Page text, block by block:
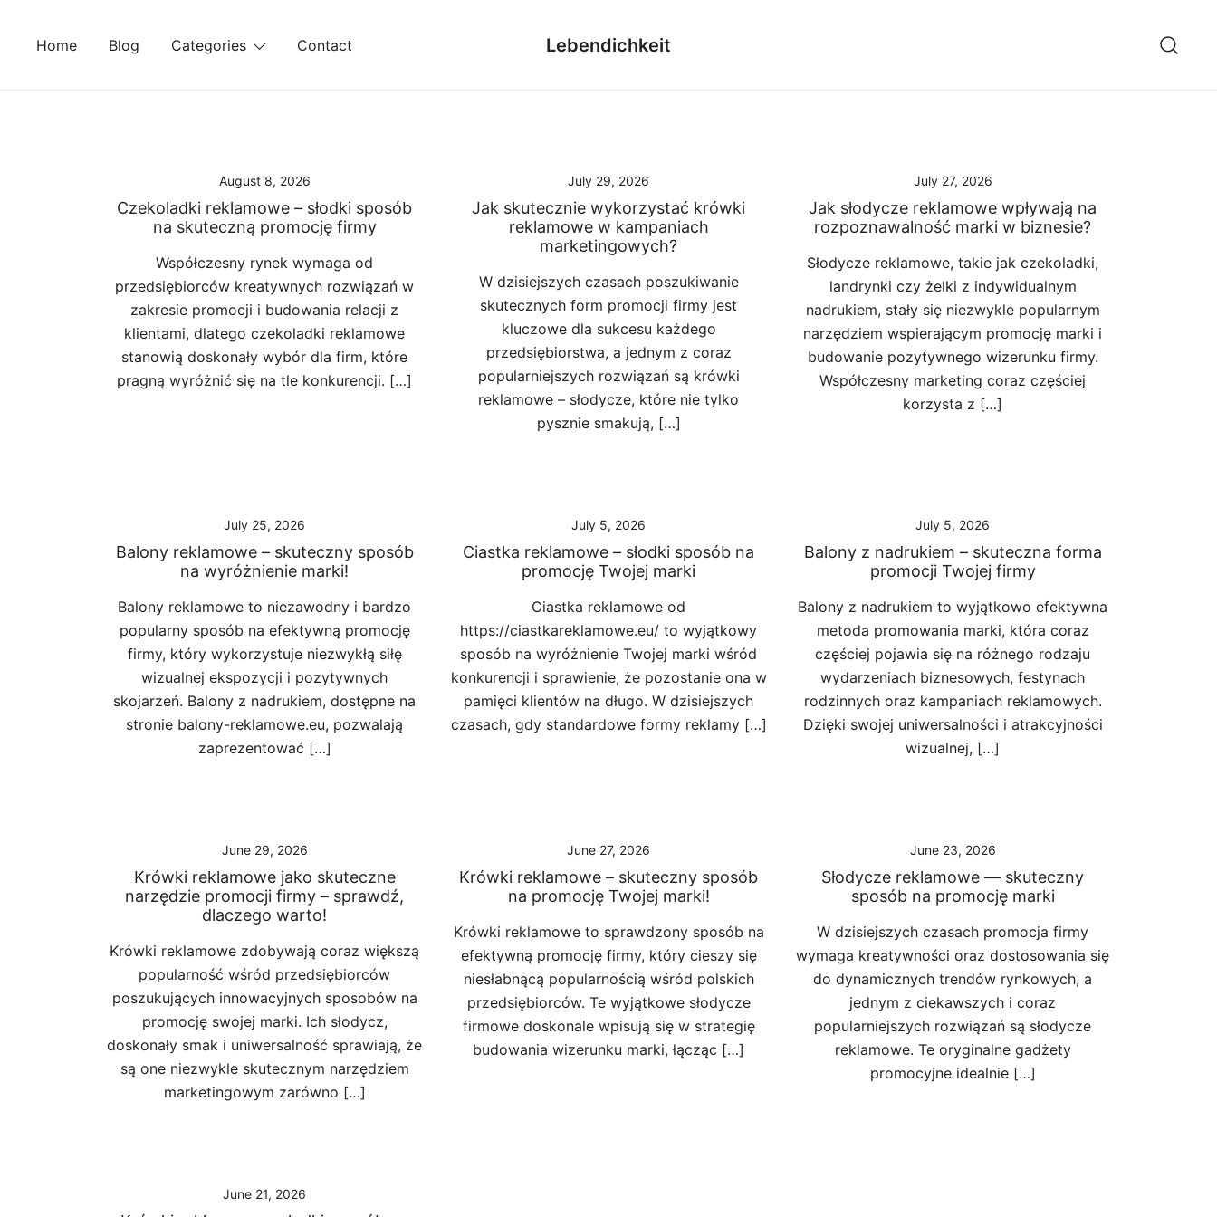
Home Blog Categories Contact Lebendichkeit
August 8, 2026
Czekoladki reklamowe – słodki sposób
na skuteczną promocję firmy
Współczesny rynek wymaga od
przedsiębiorców kreatywnych rozwiązań w
zakresie promocji i budowania relacji z
klientami, dlatego czekoladki reklamowe
stanowią doskonały wybór dla firm, które
pragną wyróżnić się na tle konkurencji. […]
July 29, 2026
Jak skutecznie wykorzystać krówki
reklamowe w kampaniach
marketingowych?
W dzisiejszych czasach poszukiwanie
skutecznych form promocji firmy jest
kluczowe dla sukcesu każdego
przedsiębiorstwa, a jednym z coraz
popularniejszych rozwiązań są krówki
reklamowe – słodycze, które nie tylko
pysznie smakują, […]
July 27, 2026
Jak słodycze reklamowe wpływają na
rozpoznawalność marki w biznesie?
Słodycze reklamowe, takie jak czekoladki,
landrynki czy żelki z indywidualnym
nadrukiem, stały się niezwykle popularnym
narzędziem wspierającym promocję marki i
budowanie pozytywnego wizerunku firmy.
Współczesny marketing coraz częściej
korzysta z […]
July 25, 2026
Balony reklamowe – skuteczny sposób
na wyróżnienie marki!
Balony reklamowe to niezawodny i bardzo
popularny sposób na efektywną promocję
firmy, który wykorzystuje niezwykłą siłę
wizualnej ekspozycji i pozytywnych
skojarzeń. Balony z nadrukiem, dostępne na
stronie balony-reklamowe.eu, pozwalają
zaprezentować […]
July 5, 2026
Ciastka reklamowe – słodki sposób na
promocję Twojej marki
Ciastka reklamowe od
https://ciastkareklamowe.eu/ to wyjątkowy
sposób na wyróżnienie Twojej marki wśród
konkurencji i sprawienie, że pozostanie ona w
pamięci klientów na długo. W dzisiejszych
czasach, gdy standardowe formy reklamy […]
July 5, 2026
Balony z nadrukiem – skuteczna forma
promocji Twojej firmy
Balony z nadrukiem to wyjątkowo efektywna
metoda promowania marki, która coraz
częściej pojawia się na różnego rodzaju
wydarzeniach biznesowych, festynach
rodzinnych oraz kampaniach reklamowych.
Dzięki swojej uniwersalności i atrakcyjności
wizualnej, […]
June 29, 2026
Krówki reklamowe jako skuteczne
narzędzie promocji firmy – sprawdź,
dlaczego warto!
Krówki reklamowe zdobywają coraz większą
popularność wśród przedsiębiorców
poszukujących innowacyjnych sposobów na
promocję swojej marki. Ich słodycz,
doskonały smak i uniwersalność sprawiają, że
są one niezwykle skutecznym narzędziem
marketingowym zarówno […]
June 27, 2026
Krówki reklamowe – skuteczny sposób
na promocję Twojej marki!
Krówki reklamowe to sprawdzony sposób na
efektywną promocję firmy, który cieszy się
niesłabnącą popularnością wśród polskich
przedsiębiorców. Te wyjątkowe słodycze
firmowe doskonale wpisują się w strategię
budowania wizerunku marki, łącząc […]
June 23, 2026
Słodycze reklamowe — skuteczny
sposób na promocję marki
W dzisiejszych czasach promocja firmy
wymaga kreatywności oraz dostosowania się
do dynamicznych trendów rynkowych, a
jednym z ciekawszych i coraz
popularniejszych rozwiązań są słodycze
reklamowe. Te oryginalne gadżety
promocyjne idealnie […]
June 21, 2026